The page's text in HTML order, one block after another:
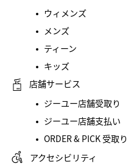
ウィメンズ
メンズ
ティーン
キッズ
店舗サービス
ジーユー店舗受取り
ジーユー店舗支払い
ORDER & PICK 受取り
アクセシビリティ